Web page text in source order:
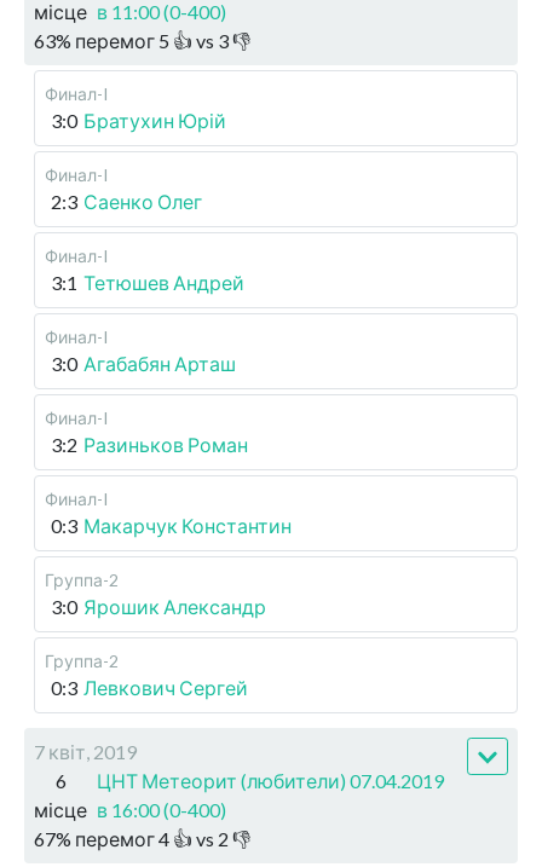
місце в 11:00 (0-400)
63% перемог 5 👍 vs 3👎
Финал-I
3:0 Братухин Юрій
Финал-I
2:3 Саенко Олег
Финал-I
3:1 Тетюшев Андрей
Финал-I
3:0 Агабабян Арташ
Финал-I
3:2 Разиньков Роман
Финал-I
0:3 Макарчук Константин
Группа-2
3:0 Ярошик Александр
Группа-2
0:3 Левкович Сергей
7 квіт, 2019
6
місце
ЦНТ Метеорит (любители) 07.04.2019
в 16:00 (0-400)
67% перемог4 👍 vs 2 👎